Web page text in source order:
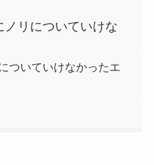
ノリについていけな
ついていけなかったエ